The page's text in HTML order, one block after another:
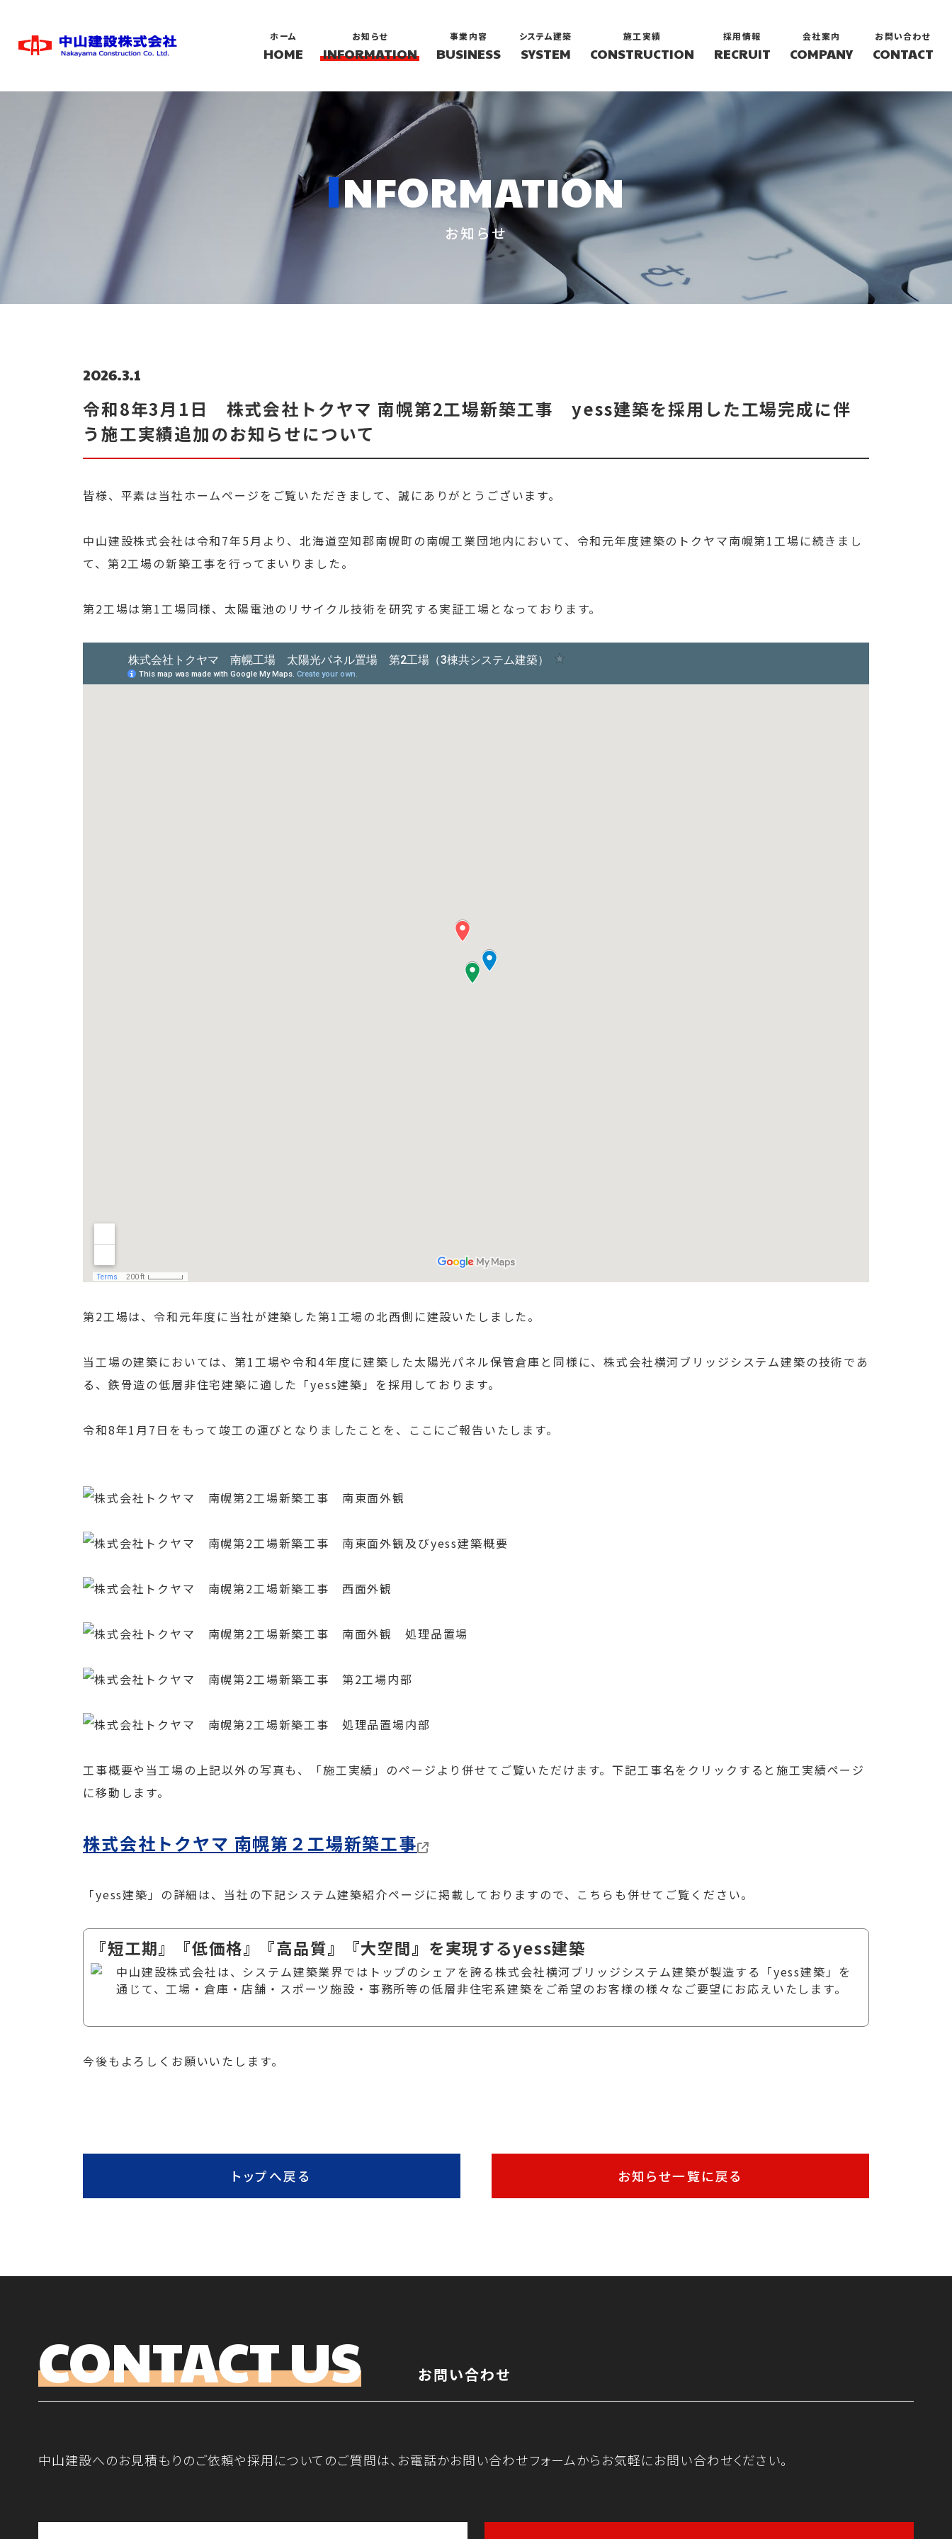
ホーム
HOME
お知らせ
INFORMATION
事業内容
BUSINESS
システム建築
SYSTEM
施工実績
CONSTRUCTION
採用情報
RECRUIT
会社案内
COMPANY
お問い合わせ
CONTACT
お知らせ
INFORMATION
2026.3.1
令和8年3月1日 株式会社トクヤマ 南幌第2工場新築工事 yess建築を採用した工場完成に伴
う施工実績追加のお知らせについて
皆様、平素は当社ホームページをご覧いただきまして、誠にありがとうございます。
中山建設株式会社は令和7年5月より、北海道空知郡南幌町の南幌工業団地内において、令和元年度建築のトクヤマ南幌第1工場に続きまし
て、第2工場の新築工事を行ってまいりました。
第2工場は第1工場同様、太陽電池のリサイクル技術を研究する実証工場となっております。
第2工場は、令和元年度に当社が建築した第1工場の北西側に建設いたしました。
当工場の建築においては、第1工場や令和4年度に建築した太陽光パネル保管倉庫と同様に、株式会社横河ブリッジシステム建築の技術であ
る、鉄骨造の低層非住宅建築に適した「yess建築」を採用しております。
令和8年1月7日をもって竣工の運びとなりましたことを、ここにご報告いたします。
工事概要や当工場の上記以外の写真も、「施工実績」のページより併せてご覧いただけます。下記工事名をクリックすると施工実績ページ
に移動します。
株式会社トクヤマ 南幌第２工場新築工事
「yess建築」の詳細は、当社の下記システム建築紹介ページに掲載しておりますので、こちらも併せてご覧ください。
『短工期』『低価格』『高品質』『大空間』を実現するyess建築
中山建設株式会社は、システム建築業界ではトップのシェアを誇る株式会社横河ブリッジシステム建築が製造する「yess建築」を
通じて、工場・倉庫・店舗・スポーツ施設・事務所等の低層非住宅系建築をご希望のお客様の様々なご要望にお応えいたします。
今後もよろしくお願いいたします。
トップへ戻る お知らせ一覧に戻る
お問い合わせ
CONTACT US
中山建設へのお見積もりのご依頼や採用についてのご質問は、お電話かお問い合わせフォームからお気軽にお問い合わせください。